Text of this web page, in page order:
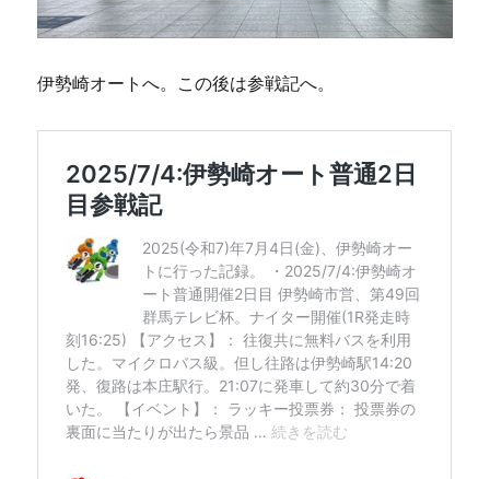
伊勢崎オートへ。この後は参戦記へ。